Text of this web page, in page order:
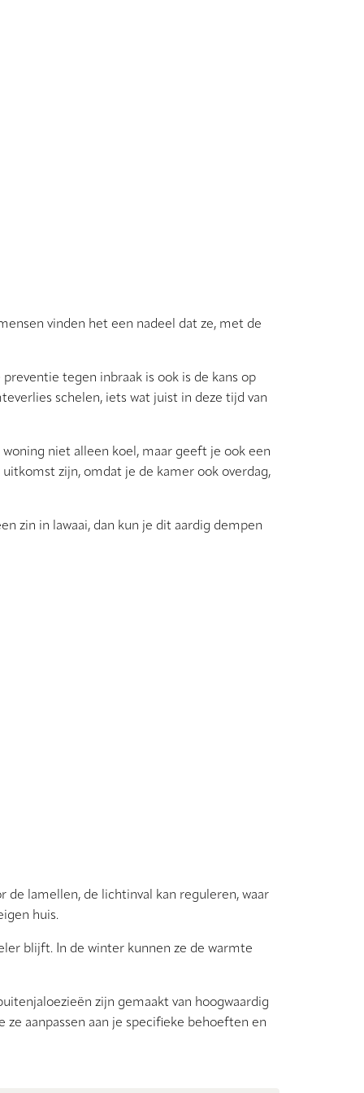
vinden het een nadeel dat ze, met de
tegen inbraak is ook is de kans op
schelen, iets wat juist in deze tijd van
niet alleen koel, maar geeft je ook een
zijn, omdat je de kamer ook overdag,
zin in lawaai, dan kun je dit aardig dempen
de lamellen, de lichtinval kan reguleren, waar
huis.
blijft. In de winter kunnen ze de warmte
zijn gemaakt van hoogwaardig
aanpassen aan je specifieke behoeften en